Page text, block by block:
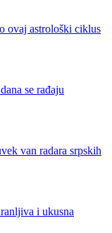
ovaj astrološki ciklus
se rađaju
van radara srpskih
i ukusna